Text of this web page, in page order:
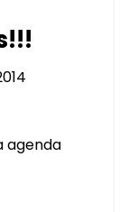
agenda